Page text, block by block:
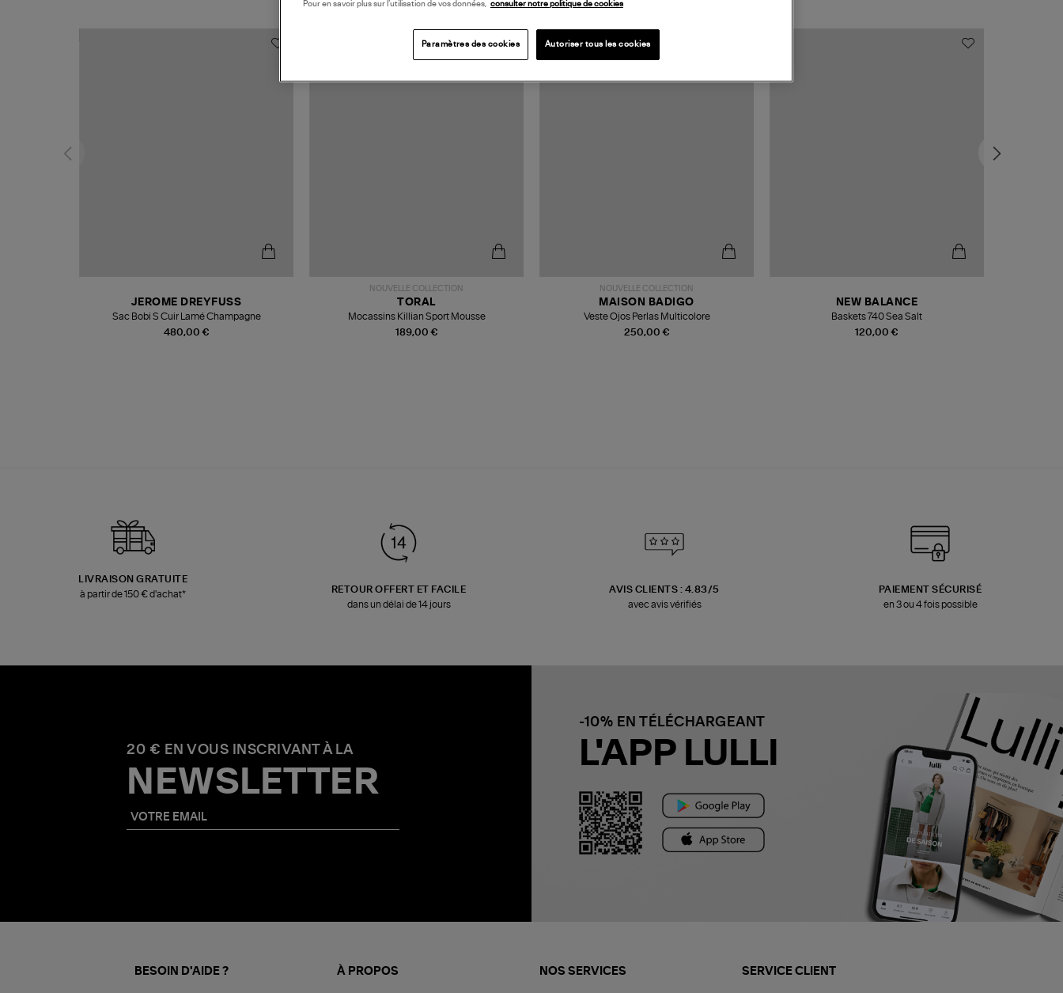
480,00 €
JEROME DREYFUSS
Sac Bobi S Cuir Lamé Champagne
NOUVELLE COLLECTION
189,00 €
TORAL
Mocassins Killian Sport Mousse
NOUVELLE COLLECTION
250,00 €
MAISON BADIGO
Veste Ojos Perlas Multicolore
120,00 €
NEW BALANCE
Baskets 740 Sea Salt
LIVRAISON GRATUITE
à partir de 150 € d'achat*
RETOUR OFFERT ET FACILE
dans un délai de 14 jours
AVIS CLIENTS : 4.83/5
avec avis vérifiés
PAIEMENT SÉCURISÉ
en 3 ou 4 fois possible
20 € EN VOUS INSCRIVANT À LA
NEWSLETTER
-10% EN TÉLÉCHARGEANT
L'APP LULLI
BESOIN D'AIDE ? À PROPOS NOS SERVICES SERVICE CLIENT
Pour en savoir plus sur l’utilisation de vos données,
consulter notre politique de cookies
Paramètres des cookies Autoriser tous les cookies